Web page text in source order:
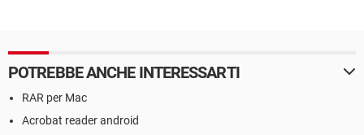
POTREBBE ANCHE INTERESSARTI
RAR per Mac
Acrobat reader android